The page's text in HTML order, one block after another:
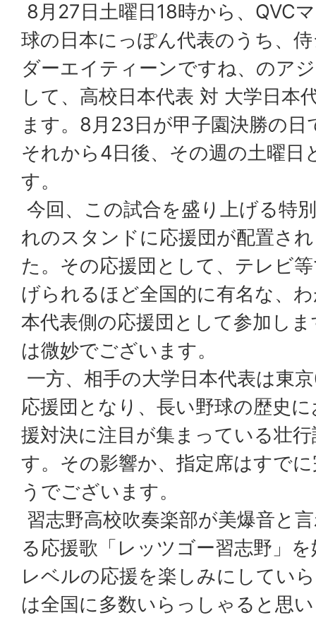
8月27日土曜日18時から、QVC
球の日本にっぽん代表のうち、
ダーエイティーンですね、のア
して、高校日本代表 対 大学日本
ます。8月23日が甲子園決勝の
それから4日後、その週の土曜日
す。
今回、この試合を盛り上げる特
れのスタンドに応援団が配置さ
た。その応援団として、テレビ
げられるほど全国的に有名な、
本代表側の応援団として参加し
は微妙でございます。
一方、相手の大学日本代表は東
応援団となり、長い野球の歴史
援対決に注目が集まっている壮
す。その影響か、指定席はすで
うでございます。
習志野高校吹奏楽部が美爆音と
る応援歌「レッツゴー習志野」
レベルの応援を楽しみにしてい
は全国に多数いらっしゃると思